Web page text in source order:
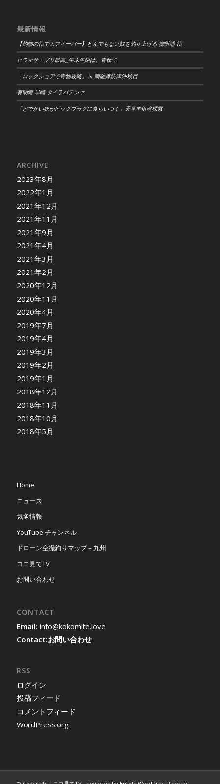
最新情報
【灼熱の筏で大フィーバー】とんでもない奴を釣り上げる 御所浦 筏
ヒラマサ・ブリ最高_年末年始は、青物で
「ロックショアで青物攻略」 in 南薩摩坊津沖秋目
有明海 早崎 タイラバテンヤ
「どでかい奴がビッグプラグに食らいつく」天草羊角湾探索
ARCHIVE
2023年8月
2022年1月
2021年12月
2021年11月
2021年9月
2021年4月
2021年3月
2021年2月
2020年12月
2020年11月
2020年4月
2019年7月
2019年4月
2019年3月
2019年2月
2019年1月
2018年12月
2018年11月
2018年10月
2018年5月
Home
ニュース
気象情報
YouTube チャンネル
ドローン空撮釣りマップ－九州
ココ見てTV
お問い合わせ
CONTACT
Email: info@kokomite.love
Contact:お問い合わせ
RSS
ログイン
投稿フィード
コメントフィード
WordPress.org